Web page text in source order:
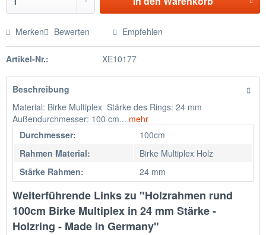
Merken Bewerten Empfehlen
Artikel-Nr.: XE10177
Beschreibung
Material: Birke Multiplex Stärke des Rings: 24 mm
Außendurchmesser: 100 cm... mehr
Durchmesser:
100cm
Rahmen Material:
Birke Multiplex Holz
Stärke Rahmen:
24 mm
Weiterführende Links zu "Holzrahmen rund
100cm Birke Multiplex in 24 mm Stärke -
Holzring - Made in Germany"